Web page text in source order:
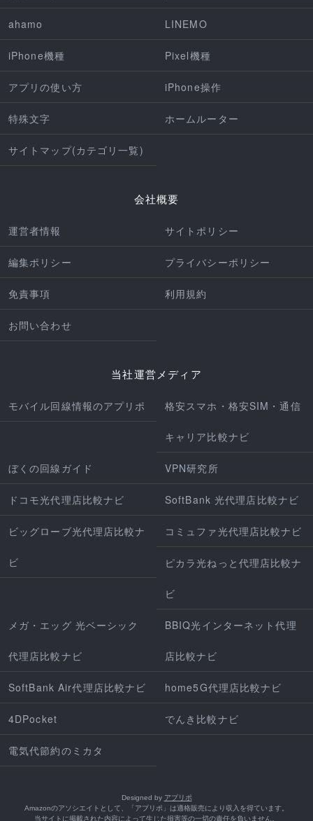
ahamo LINEMO
iPhone機種 Pixel機種
アプリの使い方 iPhone操作
特殊文字 ホームルーター
サイトマップ(カテゴリ一覧)
会社概要
運営者情報 サイトポリシー
編集ポリシー プライバシーポリシー
免責事項 利用規約
お問い合わせ
当社運営メディア
モバイル回線情報のアプリポ 格安スマホ・格安SIM・通信
キャリア比較ナビ
ぼくの回線ガイド VPN研究所
ドコモ光代理店比較ナビ SoftBank 光代理店比較ナビ
ビッグローブ光代理店比較ナ
ビ
コミュファ光代理店比較ナビ
ピカラ光ねっと代理店比較ナ
ビ
メガ・エッグ 光ベーシック
代理店比較ナビ
BBIQ光インターネット代理
店比較ナビ
SoftBank Air代理店比較ナビ home5G代理店比較ナビ
4DPocket でんき比較ナビ
電気代節約のミカタ
Designed by アプリポ
Amazonのアソシエイトとして、「アプリポ」は適格販売により収入を得ています。
当サイトに掲載された内容によって生じた損害等の一切の責任を負いません。